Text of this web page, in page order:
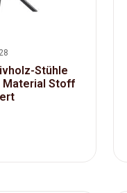
Stühle
Material Stoff